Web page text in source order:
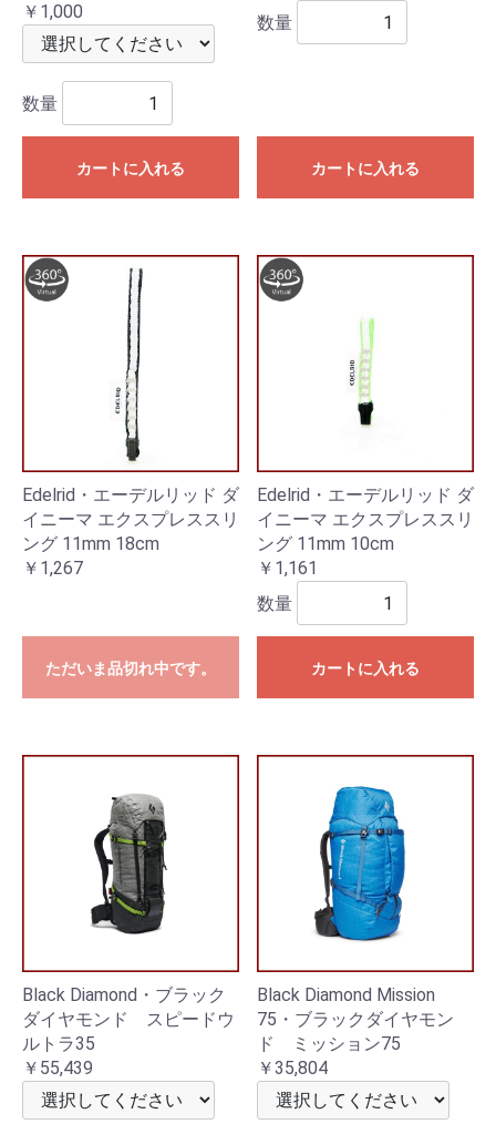
￥1,000
数量
カートに入れる
数量
カートに入れる
Edelrid・エーデルリッド ダ
イニーマ エクスプレススリ
ング 11mm 18cm
￥1,267
ただいま品切れ中です。
Edelrid・エーデルリッド ダ
イニーマ エクスプレススリ
ング 11mm 10cm
￥1,161
数量
カートに入れる
Black Diamond・ブラック
ダイヤモンド スピードウ
ルトラ35
￥55,439
Black Diamond Mission
75・ブラックダイヤモン
ド ミッション75
￥35,804